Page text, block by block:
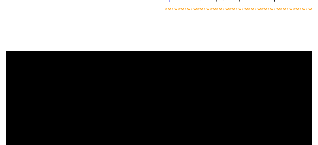
~~~~~~~~~~~~~~~~~~~~~~~